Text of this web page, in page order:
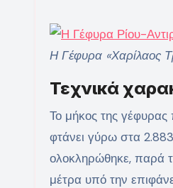
Η Γέφυρα «Χαρίλαος
Τεχνικά
Το μήκος της γέφυρας
φτάνει γύρω στα
ολοκληρώθηκε, παρά
μέτρα υπό την